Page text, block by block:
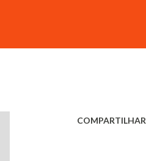
COMPARTILHAR